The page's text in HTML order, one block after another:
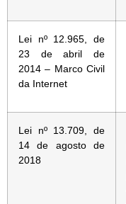
Lei nº 12.965, de
23 de abril de
2014 – Marco Civil
da Internet
Lei nº 13.709, de
14 de agosto de
2018